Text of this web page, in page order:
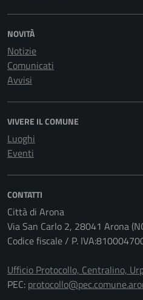
NOVITÀ
Notizie
Comunicati
Avvisi
VIVERE IL COMUNE
Luoghi
Eventi
CONTATTI
Città di Arona
Via San Carlo 2, 28041 Arona
Codice fiscale / P.
Ufficio Protocollo, Centralino,
PEC: